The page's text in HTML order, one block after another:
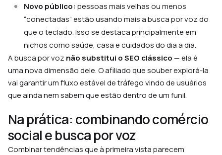
Novo público: pessoas mais velhas ou menos
“conectadas” estão usando mais a busca por voz do
que o teclado. Isso se destaca principalmente em
nichos como saúde, casa e cuidados do dia a dia.
A busca por voz não substitui o SEO clássico — ela é
uma nova dimensão dele. O afiliado que souber explorá-la
vai garantir um fluxo estável de tráfego vindo de usuários
que ainda nem sabem que estão dentro de um funil.
Na prática: combinando comércio
social e busca por voz
Combinar tendências que à primeira vista parecem